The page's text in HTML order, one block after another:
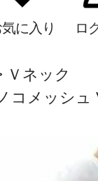
に入り ロ
Ｖネック
コメッシ